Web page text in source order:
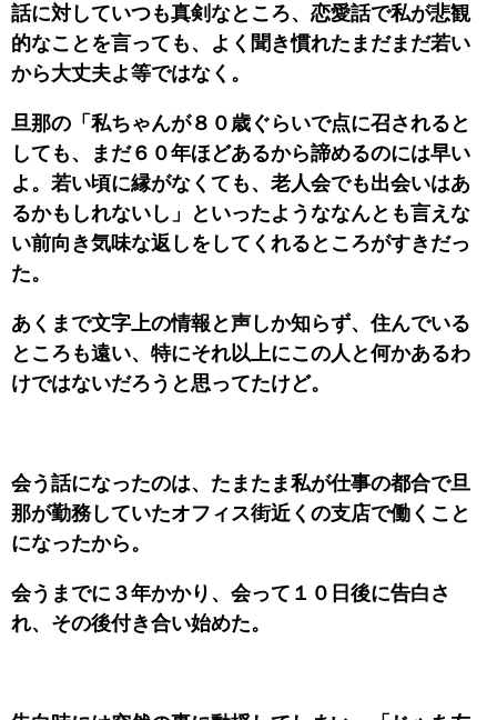
話に対していつも真剣なところ、恋愛話で私が悲観
的なことを言っても、よく聞き慣れたまだまだ若い
から大丈夫よ等ではなく。
旦那の「私ちゃんが８０歳ぐらいで点に召されると
しても、まだ６０年ほどあるから諦めるのには早い
よ。若い頃に縁がなくても、老人会でも出会いはあ
るかもしれないし」といったようななんとも言えな
い前向き気味な返しをしてくれるところがすきだっ
た。
あくまで文字上の情報と声しか知らず、住んでいる
ところも遠い、特にそれ以上にこの人と何かあるわ
けではないだろうと思ってたけど。
会う話になったのは、たまたま私が仕事の都合で旦
那が勤務していたオフィス街近くの支店で働くこと
になったから。
会うまでに３年かかり、会って１０日後に告白さ
れ、その後付き合い始めた。